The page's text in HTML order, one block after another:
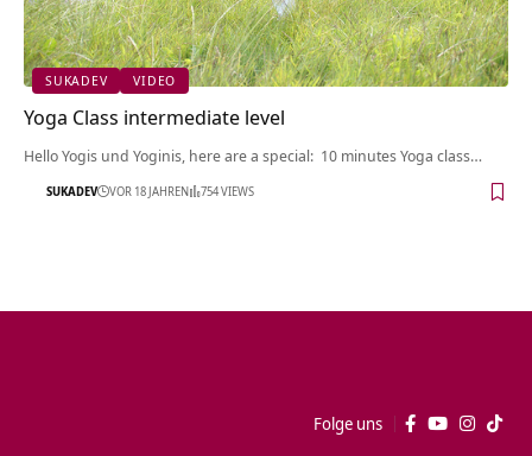
SUKADEV VIDEO
Yoga Class intermediate level
Hello Yogis und Yoginis, here are a special: 10 minutes Yoga class…
SUKADEV VOR 18 JAHREN 754 VIEWS
Folge uns